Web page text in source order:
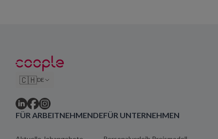
🇨🇭DE
FÜR ARBEITNEHMENDEFÜR UNTERNEHMEN